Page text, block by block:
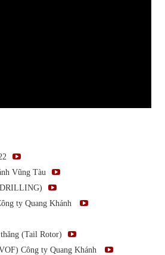
Vũng Tàu
ty Quang Khánh
(Tail Rotor)
Công ty Quang Khánh